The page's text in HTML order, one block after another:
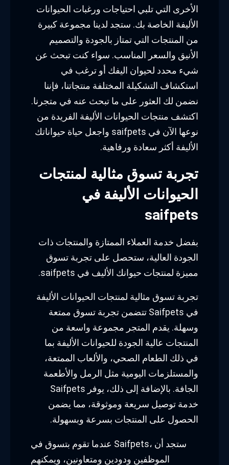
الأخرى التي تلبي احتياجات ورغبات الحيوانات
الأليفة الخاصة بك. ستجد لدينا مجموعة كبيرة
من المنتجات التي تمتاز بالجودة والتصميم
الأنيق والسعر المناسب. سواء كنت تبحث عن
شيء محدد لحيوان اليفك أو ترغب في
استكشاف التشكيلة المختلفة منتجاتنا، فإننا
نضمن لك العثور على ما تبحث عنه في متجرنا.
اكتشف منتجات الحيوانات الأليفة الفريدة من
نوعها الآن في saifpets واجعل حياة حيواناتك
الأليفة أكثر سعادة ورفاهية.
تجربة تسوق مثالية لمنتجات
الحيوانات الأليفة في
saifpets
بفضل خدمة العملاء الممتازة والمنتجات ذات
الجودة العالية، ستحصل على تجربة تسوق
مميزة لمنتجات حيوانك الأليف في saifpets.
تجربة تسوق مثالية لمنتجات الحيوانات الأليفة
في Saifpets تتضمن تجربة تسوق ممتعة
وسهلة. يقدم المتجر مجموعة واسعة من
المنتجات عالية الجودة للحيوانات الأليفة بما
في ذلك الطعام الصحي، والألعاب الممتعة،
والمستلزمات اليومية مثل الرمل والأطعمة
الجافة. بالإضافة إلى ذلك، يوفر Saifpets
خدمة توصيل سريعة وموثوقة، مما يضمن
الحصول على المنتجات بسرعة وبسهولة.
عندما تقوم بتسوق في Saifpets، ستجد أن
الموظفين ودودين ومتعاونين، ويمكنهم